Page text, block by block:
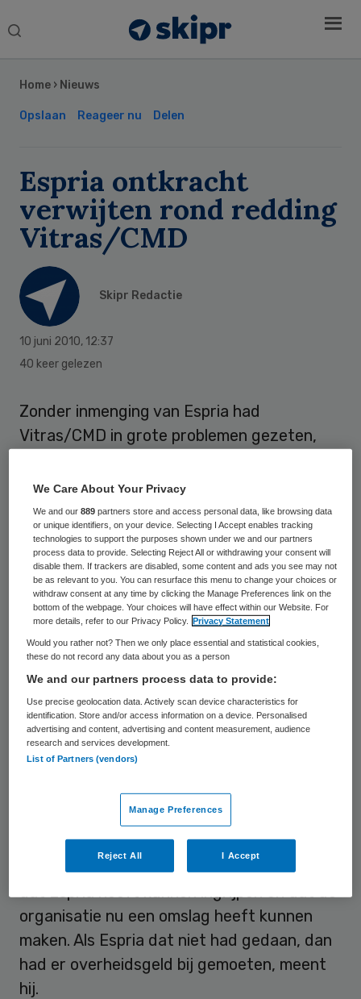
Search
Home › Nieuws
Opslaan Reageer nu Delen
Espria ontkracht
verwijten rond redding
Vitras/CMD
Skipr Redactie
10 juni 2010, 12:37
40 keer gelezen
Zonder inmenging van Espria had
Vitras/CMD in grote problemen gezeten,
bestuur van Espria. Onlangs verweten
Utrechtse gemeenten Espria dat de
fusiedrift alleen maar gemeenschapsgeld
zou kosten. Kauffeld verwerpt dit verwijt in
een interview met Skipr.
Geen bijdrage overheid
“Zonder inmenging van Espriahadden
Stichting Integra en Kruiswerk West-
Veluwe nu niet meer bestaan en had
Vitras/CMDin grote problemen gezeten. De
aan de redding van deze
organisaties,” steltKauffeld
met Skipr. Ook Philadelphia dreigde over de
rand van de afgrond te vallen. Kauffeld is blij
organisatie nu een omslag heeft kunnen
maken. Als Espria dat niet had gedaan, dan
had er overheidsgeld bij gemoeten, meent
hij.
Sidebar
We Care About Your Privacy
We and our889 partners store and access personal data, like browsing data
or unique identifiers, on your device. Selecting I Accept enables tracking
technologies to support the purposes shown under we and our partners
process data to provide. Selecting Reject All or withdrawing your consent will
disable them. If trackers are disabled, some content and ads you see may not
be as relevant to you. You can resurface this menu to change your choices or
withdraw consent at any time by clicking the Manage Preferences link on the
bottom of the webpage. Your choices will have effect within our Website. For
more details, refer to our Privacy Policy.
Privacy Statement
Would you rather not? Then we only place essential and statistical cookies,
these do not record any data about you as a person
We and our partners process data to provide:
Use precise geolocation data. Actively scan device characteristics for
identification. Store and/or access information on a device. Personalised
advertising and content, advertising and content measurement, audience
research and services development.
List of Partners (vendors)
Manage Preferences
Reject All I Accept